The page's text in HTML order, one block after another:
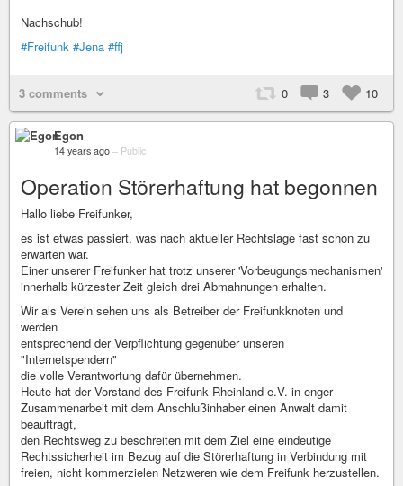
Nachschub!
#Freifunk #Jena #ffj
3 comments 0 3 10
Egon
14 years ago – Public
Operation Störerhaftung hat begonnen
Hallo liebe Freifunker,
es ist etwas passiert, was nach aktueller Rechtslage fast schon zu
erwarten war.
Einer unserer Freifunker hat trotz unserer 'Vorbeugungsmechanismen'
innerhalb kürzester Zeit gleich drei Abmahnungen erhalten.
Wir als Verein sehen uns als Betreiber der Freifunkknoten und
werden
entsprechend der Verpflichtung gegenüber unseren
"Internetspendern"
die volle Verantwortung dafür übernehmen.
Heute hat der Vorstand des Freifunk Rheinland e.V. in enger
Zusammenarbeit mit dem Anschlußinhaber einen Anwalt damit
beauftragt,
den Rechtsweg zu beschreiten mit dem Ziel eine eindeutige
Rechtssicherheit im Bezug auf die Störerhaftung in Verbindung mit
freien, nicht kommerzielen Netzweren wie dem Freifunk herzustellen.